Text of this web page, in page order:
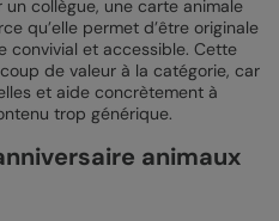
collègue, une carte animale
qu’elle permet d’être originale
convivial et accessible. Cette
de valeur à la catégorie, car
et aide concrètement à
trop générique.
animaux